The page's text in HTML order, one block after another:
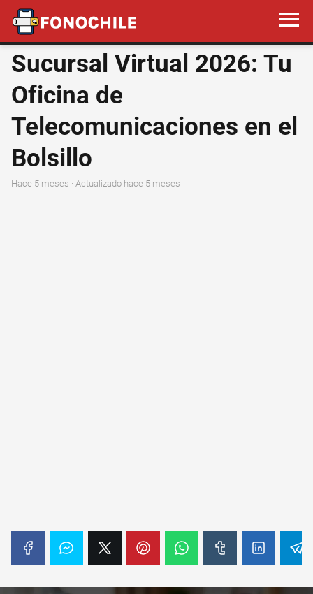
Sucursal Virtual 2026: Tu
Oficina de
Telecomunicaciones en el
Bolsillo
hace 5 meses · Actualizado hace 5 meses